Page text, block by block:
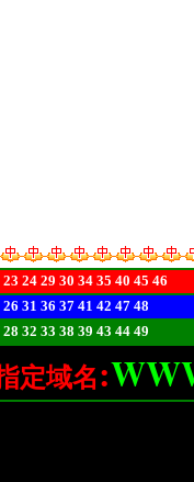
24 29 30 34 35 40 45 46
31 36 37 41 42 47 48
32 33 38 39 43 44 49
定域名: